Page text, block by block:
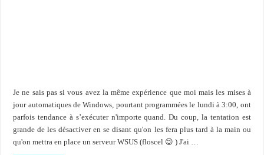
Je ne sais pas si vous avez la même expérience que moi mais les mises à
jour automatiques de Windows, pourtant programmées le lundi à 3:00, ont
parfois tendance à s’exécuter n'importe quand. Du coup, la tentation est
grande de les désactiver en se disant qu'on les fera plus tard à la main ou
qu'on mettra en place un serveur WSUS (floscel 😉 ) J'ai …